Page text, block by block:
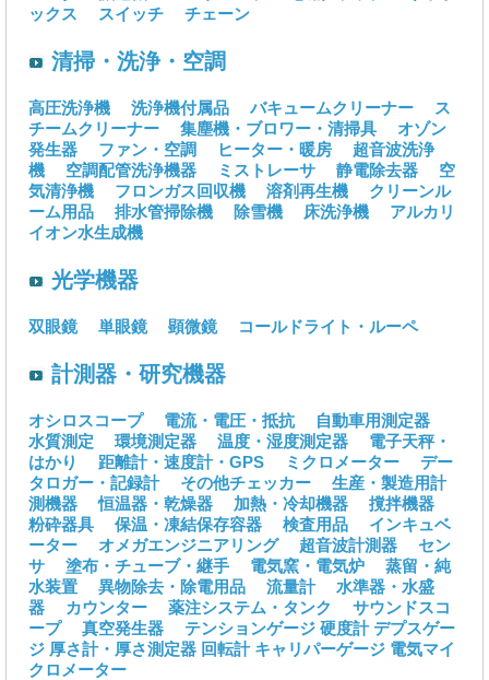
ックス
スイッチ チェーン
清掃・洗浄・空調
高圧洗浄機 洗浄機付属品 バキュームクリーナー
ス
チームクリーナー
集塵機・ブロワー・清掃具
オゾン
発生器
ファン・空調 ヒーター・暖房
超音波洗浄
機
空調配管洗浄機器 ミストレーサ 静電除去器
空
気清浄機
フロンガス回収機 溶剤再生機
クリーンル
ーム用品
排水管掃除機 除雪機 床洗浄機
アルカリ
イオン水生成機
光学機器
双眼鏡 単眼鏡 顕微鏡 コールドライト・ルーペ
計測器・研究機器
オシロスコープ 電流・電圧・抵抗
自動車用測定器
水質測定
環境測定器 温度・湿度測定器
電子天秤・
はかり
距離計・速度計・GPS ミクロメーター
デー
タロガー・記録計
その他チェッカー
生産・製造用計
測機器
恒温器・乾燥器 加熱・冷却機器
撹拌機器
粉砕器具
保温・凍結保存容器 検査用品
インキュベ
ーター
オメガエンジニアリング 超音波計測器
セン
サ
塗布・チューブ・継手 電気窯・電気炉
蒸留・純
水装置
異物除去・除電用品 流量計
水準器・水盛
器
カウンター 薬注システム・タンク
サウンドスコ
ープ
真空発生器 テンションゲージ 硬度計 デプスゲー
ジ 厚さ計・厚さ測定器 回転計 キャリパーゲージ 電気マイ
クロメーター